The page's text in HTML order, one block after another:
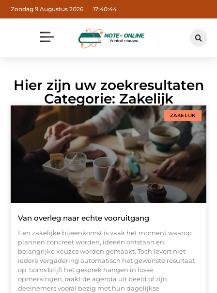
Zondag 9 Augustus 2026 17:40:45
Hier zijn uw zoekresultaten
Categorie: Zakelijk
ZAKELIJK
Van overleg naar echte vooruitgang
Een zakelijke bijeenkomst is vaak het moment waarop
plannen concreet worden, ideeën ontstaan en
belangrijke keuzes worden gemaakt. Toch levert niet
iedere vergadering automatisch het gewenste resultaat
op. Soms blijft het gesprek hangen in losse
opmerkingen, raakt de agenda uit beeld of zijn
deelnemers vooral bezig met hun dagelijkse